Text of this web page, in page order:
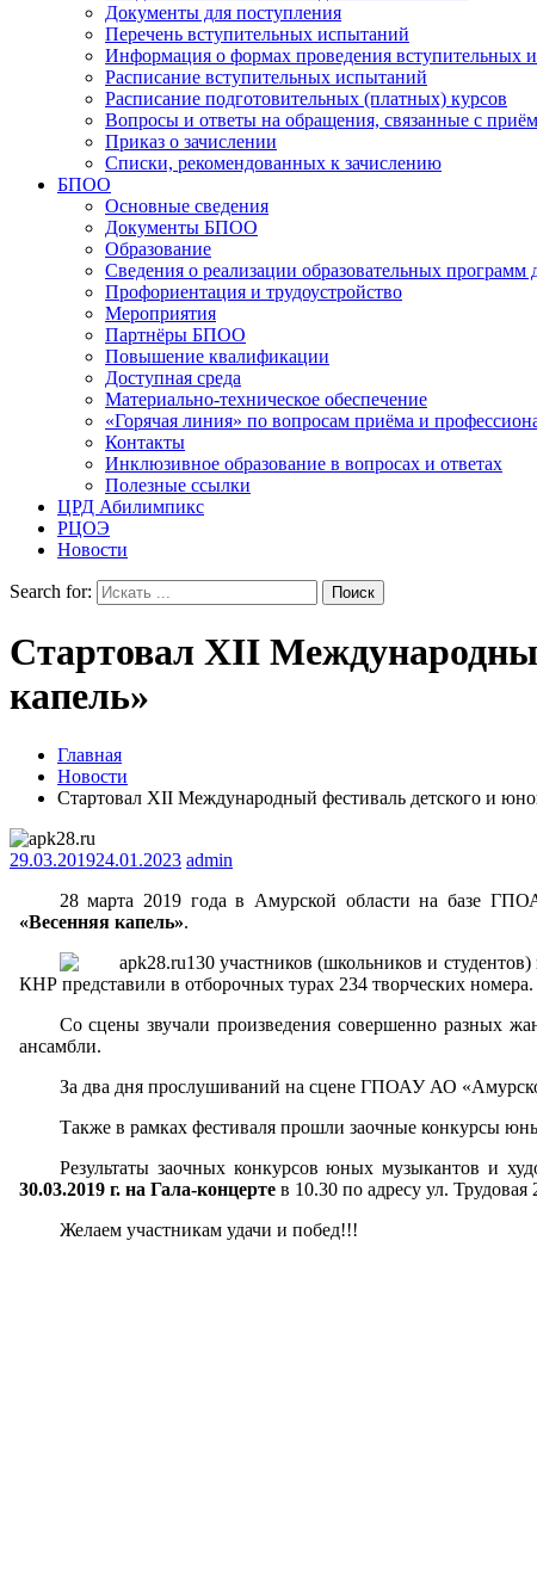
Документы для поступления
Перечень вступительных испытаний
Информация о формах проведения вступительных
Расписание вступительных испытаний
Расписание подготовительных (платных) курсов
Вопросы и ответы на обращения, связанные с
Приказ о зачислении
Списки, рекомендованных к зачислению
БПОО
Основные сведения
Документы БПОО
Образование
Сведения о реализации образовательных
Профориентация и трудоустройство
Мероприятия
Партнёры БПОО
Повышение квалификации
Доступная среда
Материально-техническое обеспечение
«Горячая линия» по вопросам приёма и
Контакты
Инклюзивное образование в вопросах и ответах
Полезные ссылки
ЦРД Абилимпикс
РЦОЭ
Новости
Search for:
Стартовал XII
капель»
Главная
Новости
Стартовал XII Международный фестиваль детского и
29.03.201924.01.2023 admin
28 марта 2019 года в Амурской области на базе
«Весенняя капель».
130 участников (школьников и
КНР представили в отборочных турах 234 творческих номера.
Со сцены звучали произведения совершенно разных
ансамбли.
За два дня прослушиваний на сцене ГПОАУ АО
Также в рамках фестиваля прошли заочные конкурсы
Результаты заочных конкурсов юных музыкантов и
30.03.2019 г. на Гала-концертев 10.30 по адресу ул.
Желаем участникам удачи и побед!!!